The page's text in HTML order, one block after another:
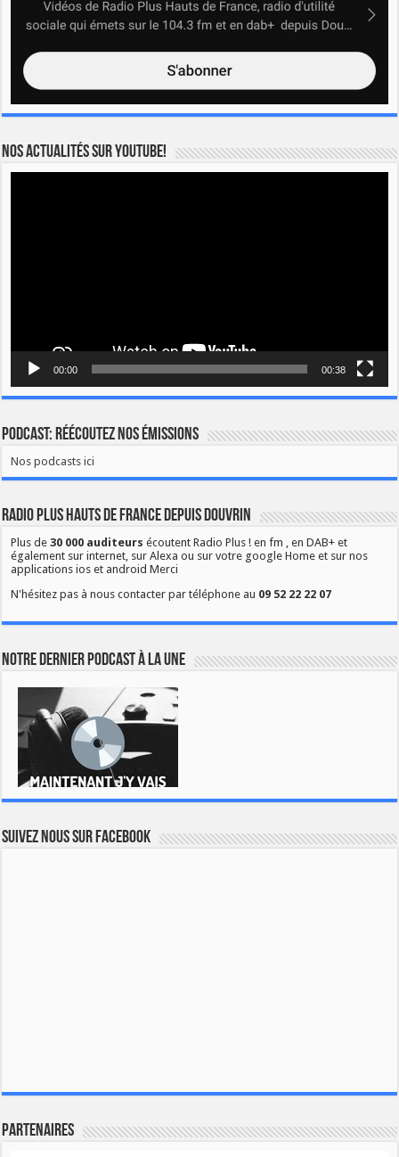
Nos actualités sur YOUTUBE!
00:00 00:38
Podcast: Réécoutez nos émissions
Nos podcasts ici
Radio Plus Hauts de France depuis Douvrin
Plus de30 000 auditeurs écoutent Radio Plus ! en fm , en DAB+ et
également sur internet, sur Alexa ou sur votre google Home et sur nos
applications ios et android Merci
N'hésitez pas à nous contacter par téléphone au 09 52 22 22 07
Notre dernier podcast à la une
Suivez nous sur Facebook
Partenaires